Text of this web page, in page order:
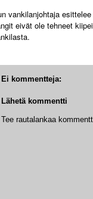
vankilanjohtaja
eivät ole tehneet
Ei kommentteja:
Lähetä kommentti
Tee rautalankaa